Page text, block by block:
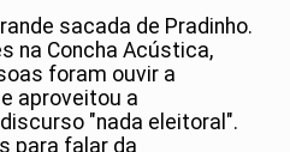
sacada de Pradinho.
na Concha Acústica,
foram ouvir a
aproveitou a
"nada eleitoral".
para falar da